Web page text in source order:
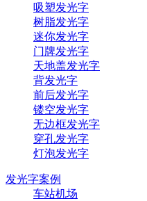
吸塑发光字
树脂发光字
迷你发光字
门牌发光字
天地盖发光字
背发光字
前后发光字
镂空发光字
无边框发光字
穿孔发光字
灯泡发光字
发光字案例
车站机场